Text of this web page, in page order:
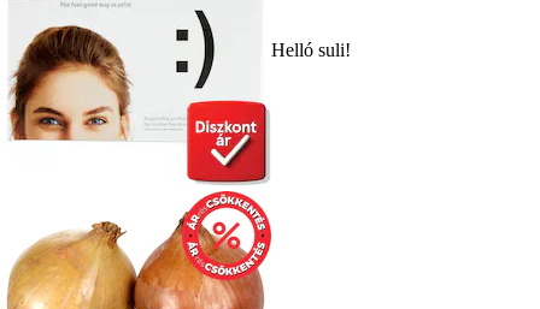
Helló suli!